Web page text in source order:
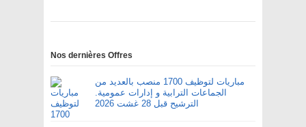
Nos dernières Offres
مباريات لتوظيف 1700 منصب بالعديد من
الجماعات الترابية و إدارات عمومية.
الترشيح قبل 28 غشت 2026